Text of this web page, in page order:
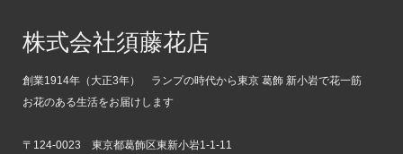
株式会社須藤花店
創業1914年（大正3年） ランプの時代から東京 葛飾 新小岩で花一筋
お花のある生活をお届けします
〒124-0023 東京都葛飾区東新小岩1-1-11